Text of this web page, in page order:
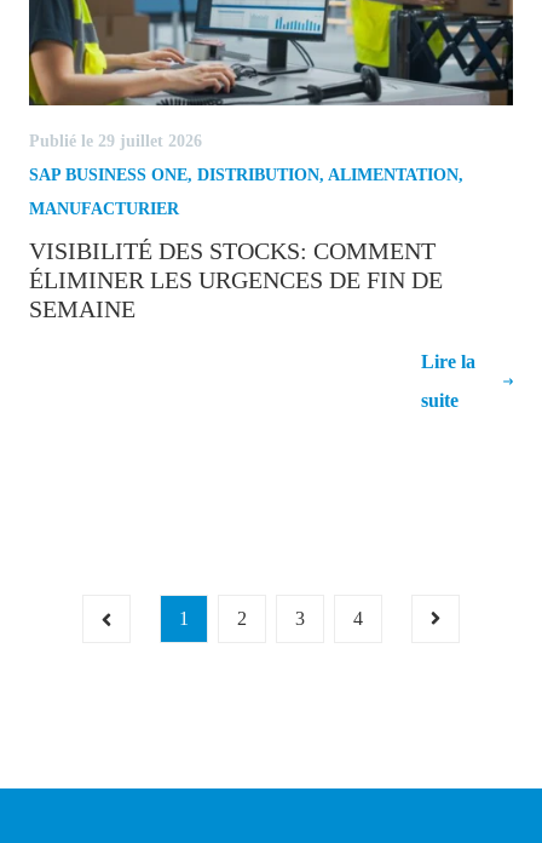
Publié le 29 juillet 2026
SAP BUSINESS ONE, DISTRIBUTION, ALIMENTATION,
MANUFACTURIER
VISIBILITÉ DES STOCKS: COMMENT
ÉLIMINER LES URGENCES DE FIN DE
SEMAINE
Lire la
suite
1 2 3 4